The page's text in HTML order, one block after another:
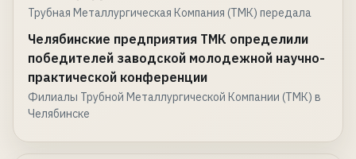
Трубная Металлургическая Компания (ТМК) передала
Челябинские предприятия ТМК определили
победителей заводской молодежной научно-
практической конференции
Филиалы Трубной Металлургической Компании (ТМК) в
Челябинске